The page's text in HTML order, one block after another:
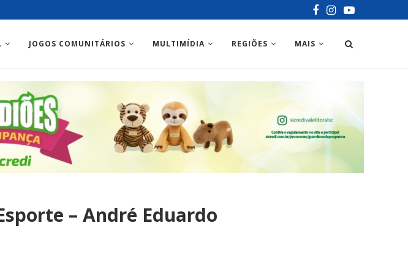
JOGOS COMUNITÁRIOS MULTIMÍDIA REGIÕES MAIS
– André Eduardo